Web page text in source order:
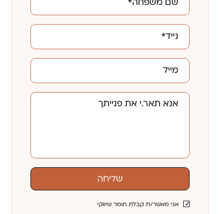
שליחה
אני מאשר/ת קבלת חומר שיווקי